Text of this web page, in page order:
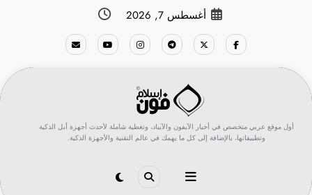
أغسطس 7, 2026
أول موقع عربي متخصص في أخبار الآيفون والآيباد، وتغطية شاملة لأحدث أجهزة أبل الذكية
وتطبيقاتها، بالإضافة إلى كل ما يهمك في عالم التقنية والأجهزة الذكية.